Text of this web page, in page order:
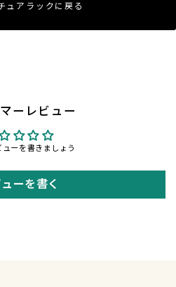
ュアラックに戻る
ーレビュー
ーを書きましょう
ーを書く